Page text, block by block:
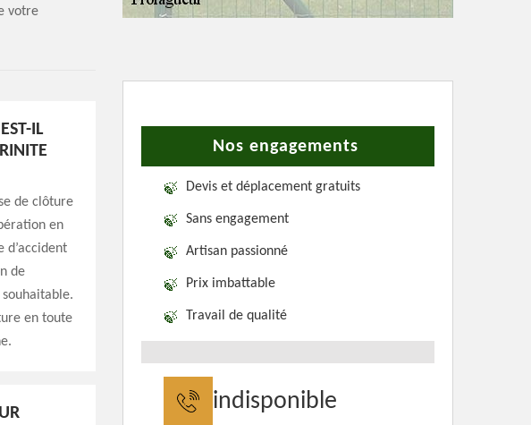
votre
IL
de clôture
en
de
souhaitable.
en toute
Nos engagements
Devis et déplacement gratuits
Sans engagement
Artisan passionné
Prix imbattable
Travail de qualité
indisponible